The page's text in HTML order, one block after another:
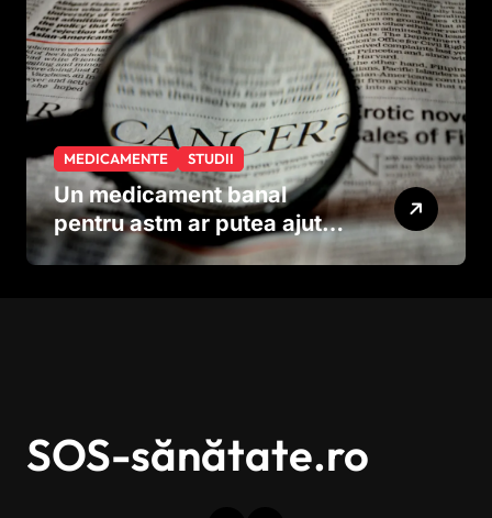
MEDICAMENTE STUDII
Un medicament banal
pentru astm ar putea ajuta
în lupta împotriva
SOS-sănătate.ro